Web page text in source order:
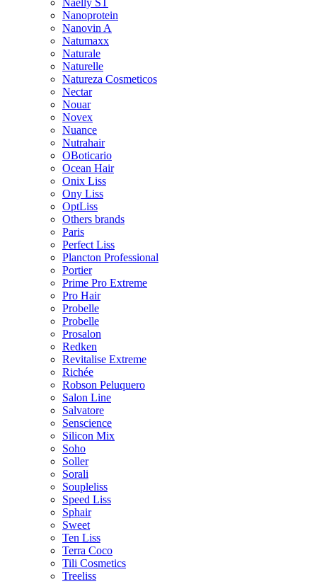
Nanoprotein
Nanovin A
Natumaxx
Naturale
Naturelle
Natureza Cosmeticos
Nectar
Nouar
Novex
Nuance
Nutrahair
OBoticario
Ocean Hair
Onix Liss
Ony Liss
OptLiss
Others brands
Paris
Perfect Liss
Plancton Professional
Portier
Prime Pro Extreme
Pro Hair
Probelle
Probelle
Prosalon
Redken
Revitalise Extreme
Richée
Robson Peluquero
Salon Line
Salvatore
Senscience
Silicon Mix
Soho
Soller
Sorali
Soupleliss
Speed Liss
Sphair
Sweet
Ten Liss
Terra Coco
Tili Cosmetics
Treeliss